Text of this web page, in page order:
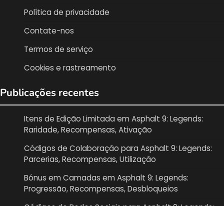
Política de privacidade
Contate-nos
Termos de serviço
Cookies e rastreamento
Publicações recentes
Itens de Edição Limitada em Asphalt 9: Legends:
Raridade, Recompensas, Ativação
Códigos de Colaboração para Asphalt 9: Legends:
Parcerias, Recompensas, Utilização
Bónus em Camadas em Asphalt 9: Legends:
Progressão, Recompensas, Desbloqueios